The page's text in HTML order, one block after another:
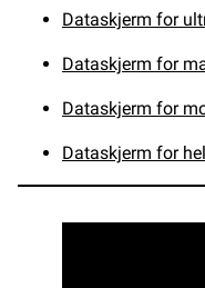
Dataskjerm for
Dataskjerm for
Dataskjerm for
Dataskjerm for